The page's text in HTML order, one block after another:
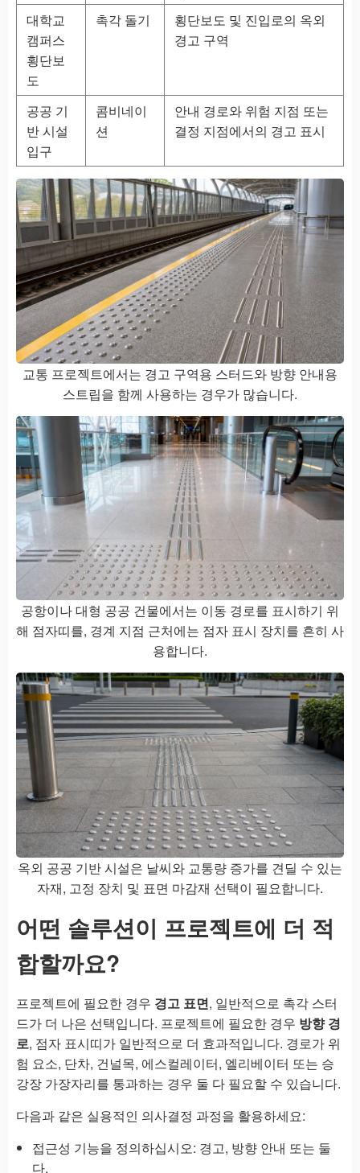
대학교
캠퍼스
횡단보
도
촉각 돌기
횡단보도 및 진입로의 옥외
경고 구역
공공 기
반 시설
입구
콤비네이
션
안내 경로와 위험 지점 또는
결정 지점에서의 경고 표시
교통 프로젝트에서는 경고 구역용 스터드와 방향 안내용
스트립을 함께 사용하는 경우가 많습니다.
공항이나 대형 공공 건물에서는 이동 경로를 표시하기 위
해 점자띠를, 경계 지점 근처에는 점자 표시 장치를 흔히 사
용합니다.
옥외 공공 기반 시설은 날씨와 교통량 증가를 견딜 수 있는
자재, 고정 장치 및 표면 마감재 선택이 필요합니다.
어떤 솔루션이 프로젝트에 더 적
합할까요?
프로젝트에 필요한 경우 경고 표면, 일반적으로 촉각 스터
드가 더 나은 선택입니다. 프로젝트에 필요한 경우 방향 경
로, 점자 표시띠가 일반적으로 더 효과적입니다. 경로가 위
험 요소, 단차, 건널목, 에스컬레이터, 엘리베이터 또는 승
강장 가장자리를 통과하는 경우 둘 다 필요할 수 있습니다.
다음과 같은 실용적인 의사결정 과정을 활용하세요:
접근성 기능을 정의하십시오: 경고, 방향 안내 또는 둘
다.